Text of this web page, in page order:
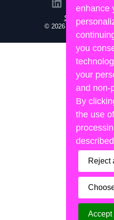
© 2026 Human
Site propulsé
enhance
you
your
and non-
By
the use
Reject
Accept